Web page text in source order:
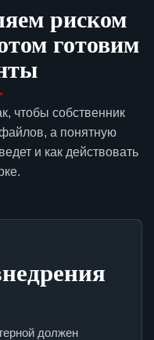
риском
готовим
чтобы собственник
а понятную
и как действовать
должен